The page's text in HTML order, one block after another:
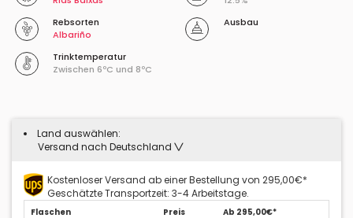
Rebsorten
Albariño
Trinktemperatur
Zwischen 6ºC und 8ºC
Ausbau
Land auswählen:
Versand nach Deutschland
Kostenloser Versand ab einer Bestellung von 295,00€*
Geschätzte Transportzeit: 3-4 Arbeitstage.
Flaschen Preis Ab 295,00€*